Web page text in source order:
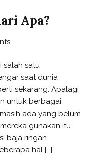
Apa?
on
Ringan
Terbuat
dari
Apa?
salah satu
saat dunia
sekarang. Apalagi
untuk berbagai
ada yang belum
gunakan itu.
baja ringan
hal […]